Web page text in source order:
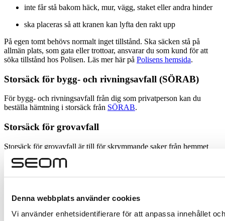
Denna webbplats använder cookies
Vi använder enhetsidentifierare för att anpassa innehållet
inte får stå bakom häck, mur, vägg, staket eller andra hinder
ska placeras så att kranen kan lyfta den rakt upp
På egen tomt behövs normalt inget tillstånd. Ska säcken stå på
allmän plats, som gata eller trottoar, ansvarar du som kund för att
söka tillstånd hos Polisen. Läs mer här på Polisens hemsida.
Storsäck för bygg- och rivningsavfall (SÖRAB)
För bygg- och rivningsavfall från dig som privatperson kan du
beställa hämtning i storsäck från SÖRAB.
Storsäck för grovavfall
Storsäck för grovavfall är till för skrymmande saker från hemmet
återbruka. Det är till exempel:
trasiga leksaker utan el
slitna mattor (ej heltäckningsmattor)